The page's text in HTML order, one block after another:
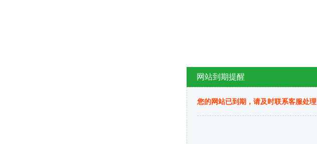
网站到期提醒
您的网站已到期，请及时联系客服处理